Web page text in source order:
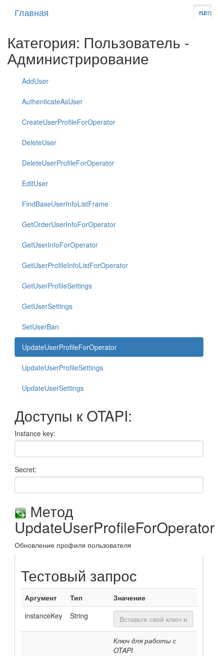
Главная en
ru
Категория: Пользователь -
Администрирование
AddUser
AuthenticateAsUser
CreateUserProfileForOperator
DeleteUser
DeleteUserProfileForOperator
EditUser
FindBaseUserInfoListFrame
GetOrderUserInfoForOperator
GetUserInfoForOperator
GetUserProfileInfoListForOperator
GetUserProfileSettings
GetUserSettings
SetUserBan
UpdateUserProfileForOperator
UpdateUserProfileSettings
UpdateUserSettings
Доступы к OTAPI:
Instance key:
Secret:
Метод
UpdateUserProfileForOperator
Обновление профиля пользователя
Тестовый запрос
Аргумент Тип
Значение
instanceKey
String
Ключ для работы с
OTAPI